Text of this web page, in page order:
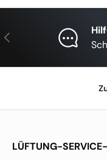
Vorherige
LÜFTUNG-